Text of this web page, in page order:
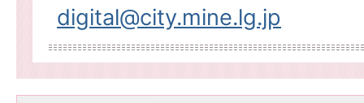
digital@city.mine.lg.jp